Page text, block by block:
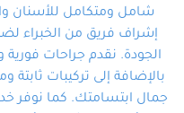
شامل ومتكامل للأسنان
إشراف فريق من الخبراء
الجودة. نقدم جراحات فورية
بالإضافة إلى تركيبات
جمال ابتسامتك. كما نوفر